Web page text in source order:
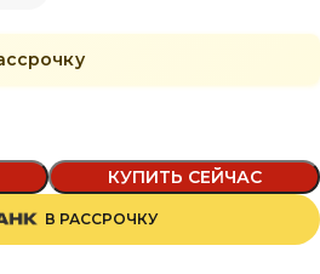
КУПИТЬ СЕЙЧАС
В РАССРОЧКУ